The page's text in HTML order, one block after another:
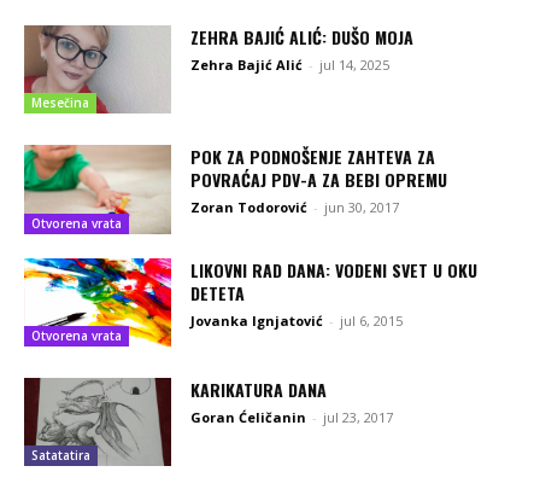
Mesečina
ZEHRA BAJIĆ ALIĆ: DUŠO MOJA
Zehra Bajić Alić - jul 14, 2025
Otvorena vrata
POK ZA PODNOŠENJE ZAHTEVA ZA
POVRAĆAJ PDV-A ZA BEBI OPREMU
Zoran Todorović - jun 30, 2017
Otvorena vrata
LIKOVNI RAD DANA: VODENI SVET U OKU
DETETA
Jovanka Ignjatović - jul 6, 2015
Satatatira
KARIKATURA DANA
Goran Ćeličanin - jul 23, 2017